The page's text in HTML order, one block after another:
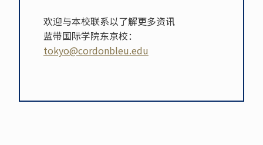
欢迎与本校联系以了解更多资讯
蓝带国际学院东京校：
tokyo@cordonbleu.edu